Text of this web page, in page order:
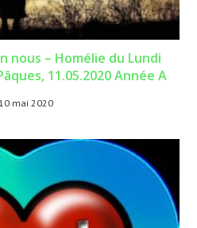
nous – Homélie du Lundi
11.05.2020 Année A
10 mai 2020